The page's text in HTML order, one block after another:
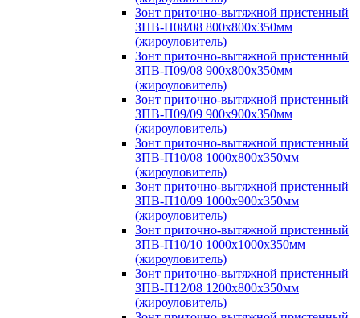
Зонт приточно-вытяжной пристенный
ЗПВ-П08/08 800х800х350мм
(жироуловитель)
Зонт приточно-вытяжной пристенный
ЗПВ-П09/08 900х800х350мм
(жироуловитель)
Зонт приточно-вытяжной пристенный
ЗПВ-П09/09 900х900х350мм
(жироуловитель)
Зонт приточно-вытяжной пристенный
ЗПВ-П10/08 1000х800х350мм
(жироуловитель)
Зонт приточно-вытяжной пристенный
ЗПВ-П10/09 1000х900х350мм
(жироуловитель)
Зонт приточно-вытяжной пристенный
ЗПВ-П10/10 1000х1000х350мм
(жироуловитель)
Зонт приточно-вытяжной пристенный
ЗПВ-П12/08 1200х800х350мм
(жироуловитель)